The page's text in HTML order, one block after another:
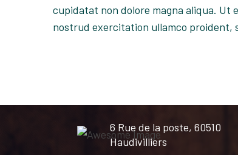
cupidatat non dolore magna aliqua. Ut
nostrud exercitation ullamco proident,
6 Rue de la poste, 60510
Haudivilliers